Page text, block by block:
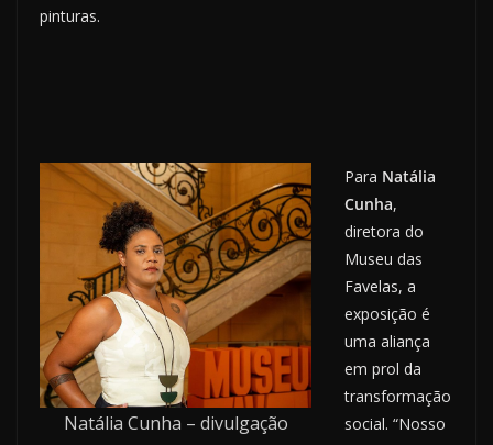
pinturas.
Natália Cunha – divulgação
Para Natália
Cunha,
diretora do
Museu das
Favelas, a
exposição é
uma aliança
em prol da
transformação
social. “Nosso